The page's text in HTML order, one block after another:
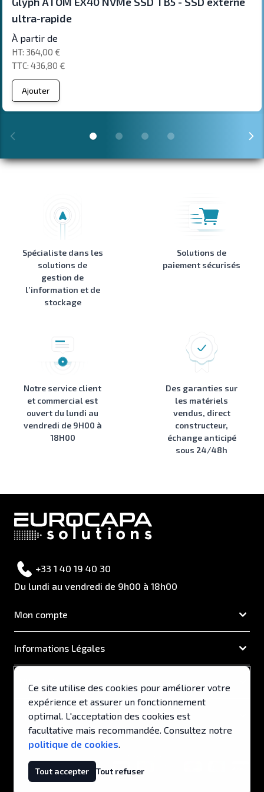
ultra-rapide
À partir de
436,80 €
364,00 €
Ajouter
Spécialiste dans les
solutions de
gestion de
l’information et de
stockage
Solutions de
paiement sécurisés
Notre service client
et commercial est
ouvert du lundi au
vendredi de 9H00 à
18H00
Des garanties sur
les matériels
vendus, direct
constructeur,
échange anticipé
sous 24/48h
+33 1 40 19 40 30
Du lundi au vendredi de 9h00 à 18h00
Mon compte
Informations Légales
Support & Services
Ce site utilise des cookies pour améliorer votre
expérience et assurer un fonctionnement
optimal. L'acceptation des cookies est
facultative mais recommandée. Consultez notre
politique de cookies.
Tout accepter Tout refuser